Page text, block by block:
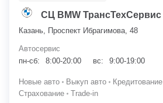
СЦ BMW ТрансТехСервис
Казань, Проспект Ибрагимова, 48
Автосервис
пн-сб:
8:00-20:00 вс: 9:00-19:00
Новые авто Выкуп авто Кредитование
Страхование
Trade-in